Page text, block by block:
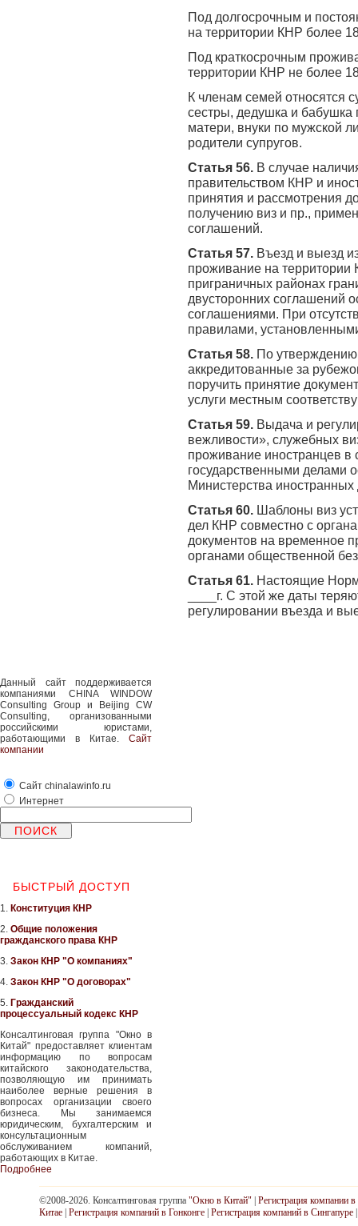
Под долгосрочным и
на территории КНР более
Под краткосрочным
территории КНР не более
К членам семей относятся
сестры, дедушка и бабушка
матери, внуки по мужской
родители супругов.
Статья 56. В случае
правительством КНР и
принятия и рассмотрения
получению виз и пр.,
соглашений.
Статья 57. Въезд и выезд
проживание на
приграничных районах
двусторонних соглашений
соглашениями. При
правилами,
Статья 58. По
аккредитованные за
поручить принятие
услуги местным
Статья 59. Выдача и
вежливости», служебных
проживание иностранцев в
государственными делами
Министерства иностранных
Статья 60. Шаблоны виз
дел КНР совместно с
документов на временное
органами общественной
Статья 61. Настоящие
____г. С этой же даты
регулировании въезда и
Данный сайт поддерживается
компаниями CHINA WINDOW
Consulting Group и Beijing CW
Consulting, организованными
российскими юристами,
работающими в Китае. Сайт
компании
Сайт chinalawinfo.ru
Интернет
БЫСТРЫЙ ДОСТУП
1. Конституция КНР
2. Общие положения
гражданского права КНР
3. Закон КНР "О компаниях"
4. Закон КНР "О договорах"
5. Гражданский
процессуальный кодекс КНР
Консалтинговая группа "Окно в
Китай" предоставляет клиентам
информацию по вопросам
китайского законодательства,
позволяющую им принимать
наиболее верные решения в
вопросах организации своего
бизнеса. Мы занимаемся
юридическим, бухгалтерским и
консультационным
обслуживанием компаний,
работающих в Китае.
Подробнее
©2008-2026. Консалтинговая группа "Окно в Китай" | Регистрация компании в
Китае | Регистрация компаний в Гонконге | Регистрация компаний в Сингапуре